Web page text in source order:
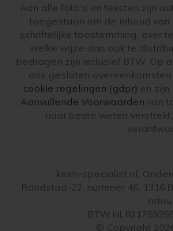
Aan alle foto's en teksten zijn
toegestaan om de inhoud
schriftelijke toestemming, over
welke wijze dan ook te
bedragen zijn inclusief BTW. Op
ons gesloten
cookie regelingen (gdpr) en zijn
Aanvullende Voorwaarden van
naar beste weten
keim-specialist.nl,
Randstad-22, nummer 46, 1316
BTW
© Copyright